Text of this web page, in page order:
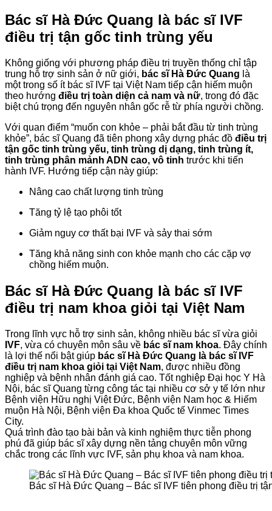
Bác sĩ Hà Đức Quang là bác sĩ IVF
điều trị tận gốc tinh trùng yếu
Không giống với phương pháp điều trị truyền thống chỉ tập
trung hỗ trợ sinh sản ở nữ giới, bác sĩ Hà Đức Quang là
một trong số ít bác sĩ IVF tại Việt Nam tiếp cận hiếm muộn
theo hướng điều trị toàn diện cả nam và nữ, trong đó đặc
biệt chú trọng đến nguyên nhân gốc rễ từ phía người chồng.
Với quan điểm “muốn con khỏe – phải bắt đầu từ tinh trùng
khỏe”, bác sĩ Quang đã tiên phong xây dựng phác đồ điều trị
tận gốc tinh trùng yếu, tinh trùng dị dạng, tinh trùng ít,
tinh trùng phân mảnh ADN cao, vô tinh trước khi tiến
hành IVF. Hướng tiếp cận này giúp:
Nâng cao chất lượng tinh trùng
Tăng tỷ lệ tạo phôi tốt
Giảm nguy cơ thất bại IVF và sảy thai sớm
Tăng khả năng sinh con khỏe mạnh cho các cặp vợ
chồng hiếm muộn.
Bác sĩ Hà Đức Quang là bác sĩ IVF
điều trị nam khoa giỏi tại Việt Nam
Trong lĩnh vực hỗ trợ sinh sản, không nhiều bác sĩ vừa giỏi
IVF, vừa có chuyên môn sâu về bác sĩ nam khoa. Đây chính
là lợi thế nổi bật giúp bác sĩ Hà Đức Quang là bác sĩ IVF
điều trị nam khoa giỏi tại Việt Nam, được nhiều đồng
nghiệp và bệnh nhân đánh giá cao. Tốt nghiệp Đại học Y Hà
Nội, bác sĩ Quang từng công tác tại nhiều cơ sở y tế lớn như
Bệnh viện Hữu nghị Việt Đức, Bệnh viện Nam học & Hiếm
muộn Hà Nội, Bệnh viện Đa khoa Quốc tế Vinmec Times
City.
Quá trình đào tạo bài bản và kinh nghiệm thực tiễn phong
phú đã giúp bác sĩ xây dựng nền tảng chuyên môn vững
chắc trong các lĩnh vực IVF, sản phụ khoa và nam khoa.
Bác sĩ Hà Đức Quang – Bác sĩ IVF tiên phong điều trị